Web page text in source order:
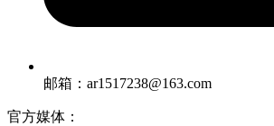
邮箱：ar1517238@163.com
官方媒体：